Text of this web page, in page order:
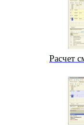
Расчет